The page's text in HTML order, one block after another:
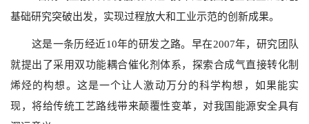
基础研究突破出发，实现过程放大和工业示范的创新成果。
这是一条历经近10年的研发之路。早在2007年，研究团队
就提出了采用双功能耦合催化剂体系，探索合成气直接转化制
烯烃的构想。这是一个让人激动万分的科学构想，如果能实
现，将给传统工艺路线带来颠覆性变革，对我国能源安全具有